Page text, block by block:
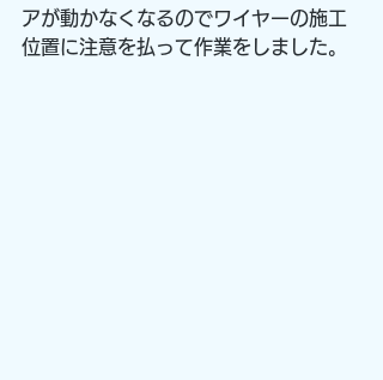
アが動かなくなるのでワイヤーの施工
位置に注意を払って作業をしました。